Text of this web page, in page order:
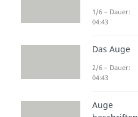
1/6 – Dauer:
04:43
Das Auge
2/6 – Dauer:
04:43
Auge